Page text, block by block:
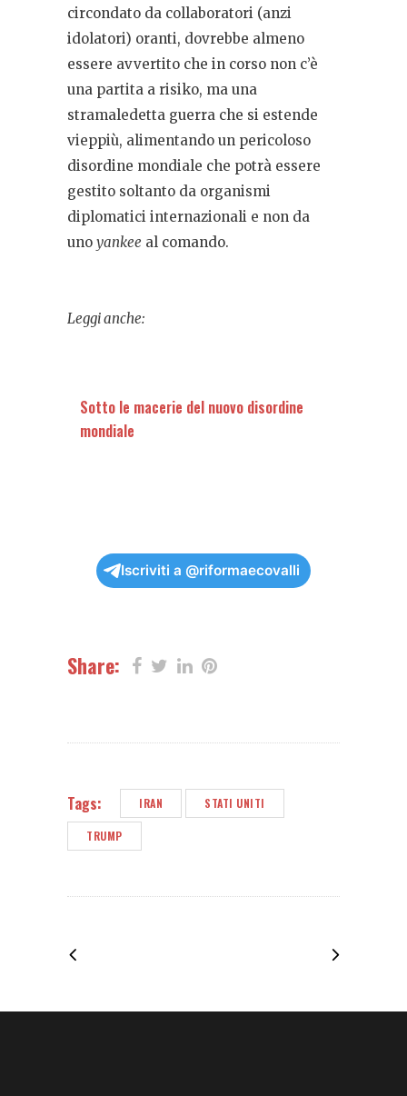
circondato da collaboratori (anzi
idolatori) oranti, dovrebbe almeno
essere avvertito che in corso non c’è
una partita a risiko, ma una
stramaledetta guerra che si estende
vieppiù, alimentando un pericoloso
disordine mondiale che potrà essere
gestito soltanto da organismi
diplomatici internazionali e non da
uno yankee al comando.
Leggi anche:
Sotto le macerie del nuovo disordine
mondiale
Iscriviti a @riformaecovalli
Share:
Tags: IRAN STATI UNITI
TRUMP